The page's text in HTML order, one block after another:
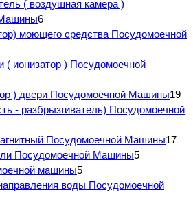
( воздушная камера )
6
моющего средства Посудомоечной
( ионизатор ) Посудомоечной
) двери Посудомоечной Машины19
- разбрызгиватель) Посудомоечной
Посудомоечной Машины17
Посудомоечной Машины5
машины5
воды Посудомоечной